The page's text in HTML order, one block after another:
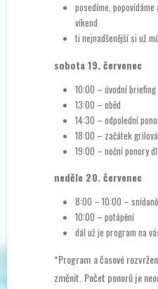
posedíme,
víkend
ti nejnadšenější si už
sobota 19. červenec
10:00 – úvodní
13:00 – oběd
14:30 – odpolední
18:00 – začátek
19:00 – noční ponory
neděle 20. červenec
8:00 – 10:00 – snídaně
10:00 – potápění
dál už je program na
*Program a časové
změnit. Počet ponorů je